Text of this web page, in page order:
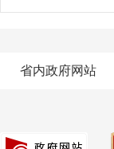
省内政府网站